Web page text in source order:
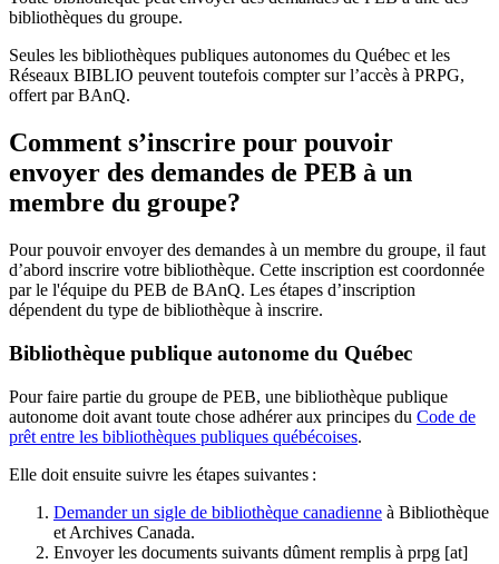
bibliothèques du groupe.
Seules les bibliothèques publiques autonomes du Québec et les
Réseaux BIBLIO peuvent toutefois compter sur l’accès à PRPG,
offert par BAnQ.
Comment s’inscrire pour pouvoir
envoyer des demandes de PEB à un
membre du groupe?
Pour pouvoir envoyer des demandes à un membre du groupe, il faut
d’abord inscrire votre bibliothèque. Cette inscription est coordonnée
par le l'équipe du PEB de BAnQ. Les étapes d’inscription
dépendent du type de bibliothèque à inscrire.
Bibliothèque publique autonome du Québec
Pour faire partie du groupe de PEB, une bibliothèque publique
autonome doit avant toute chose adhérer aux principes du Code de
prêt entre les bibliothèques publiques québécoises.
Elle doit ensuite suivre les étapes suivantes :
Demander un sigle de bibliothèque canadienne à Bibliothèque
et Archives Canada.
Envoyer les documents suivants dûment remplis à prpg [at]